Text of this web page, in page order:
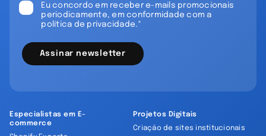
Eu concordo em receber e-mails promocionais
periodicamente, em conformidade com a
política de privacidade.*
Assinar newsletter
Especialistas em E-
commerce
Projetos Digitais
Criação de sites institucionais